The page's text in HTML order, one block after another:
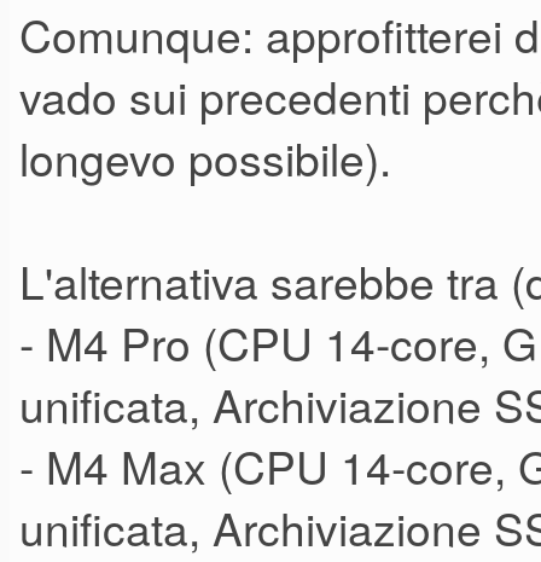
Comunque: approfitterei
vado sui precedenti
longevo possibile).
L'alternativa sarebbe tra
- M4 Pro (CPU 14-core,
unificata, Archiviazione
- M4 Max (CPU 14-core,
unificata, Archiviazione